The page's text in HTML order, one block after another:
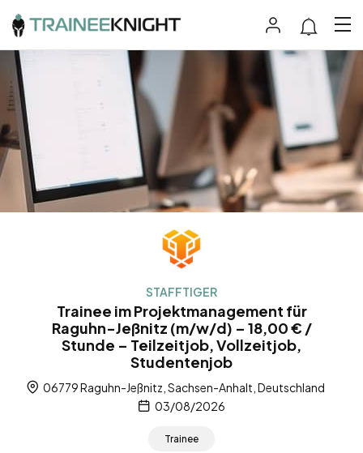
STAFFTIGER
Trainee im Projektmanagement für
Raguhn-Jeßnitz (m/w/d) – 18,00 € /
Stunde – Teilzeitjob, Vollzeitjob,
Studentenjob
06779 Raguhn-Jeßnitz, Sachsen-Anhalt, Deutschland
03/08/2026
Trainee